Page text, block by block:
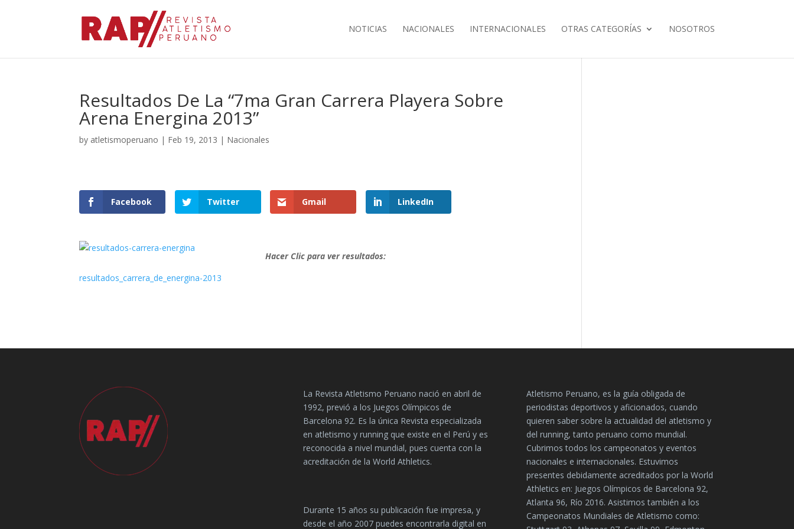
NOTICIAS NACIONALES INTERNACIONALES OTRAS CATEGORÍAS NOSOTROS
Resultados De La “7ma Gran Carrera Playera Sobre
Arena Energina 2013”
by atletismoperuano | Feb 19, 2013 | Nacionales
Facebook Twitter Gmail LinkedIn
Hacer Clic para ver resultados:
resultados_carrera_de_energina-2013
La Revista Atletismo Peruano nació en abril de
1992, previó a los Juegos Olímpicos de
Barcelona 92. Es la única Revista especializada
en atletismo y running que existe en el Perú y es
reconocida a nivel mundial, pues cuenta con la
acreditación de la World Athletics.
Durante 15 años su publicación fue impresa, y
desde el año 2007 puedes encontrarla digital en
Atletismo Peruano, es la guía obligada de
periodistas deportivos y aficionados, cuando
quieren saber sobre la actualidad del atletismo y
del running, tanto peruano como mundial.
Cubrimos todos los campeonatos y eventos
nacionales e internacionales. Estuvimos
presentes debidamente acreditados por la World
Athletics en: Juegos Olímpicos de Barcelona 92,
Atlanta 96, Río 2016. Asistimos también a los
Campeonatos Mundiales de Atletismo como: